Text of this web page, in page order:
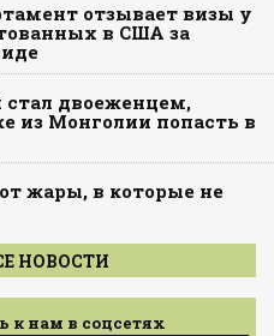
отзывает визы у
в США за
двоеженцем,
из Монголии попасть в
жары, в которые не
НОВОСТИ
к нам в соцсетях